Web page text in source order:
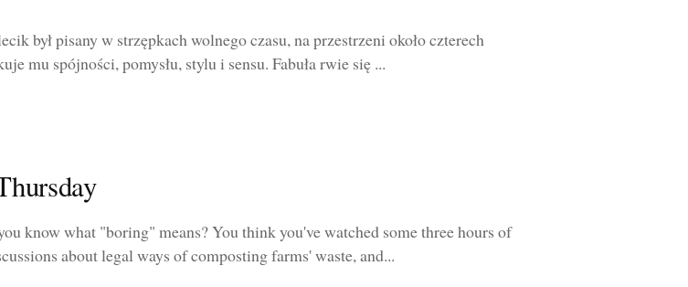
był pisany w strzępkach wolnego czasu, na przestrzeni około czterech
mu spójności, pomysłu, stylu i sensu. Fabuła rwie się ...
know what "boring" means? You think you've watched some three hours of
about legal ways of composting farms' waste, and...